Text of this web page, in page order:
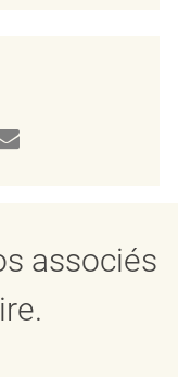
via twitter
associés